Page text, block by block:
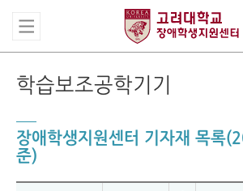
학습보조공학기기
장애학생지원센터 기자재 목록
준)